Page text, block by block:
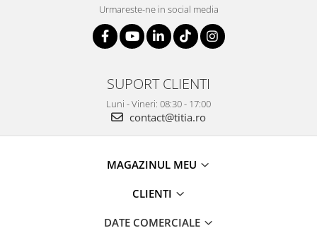
Urmareste-ne in social media
SUPORT CLIENTI
Luni - Vineri: 08:30 - 17:00
contact@titia.ro
MAGAZINUL MEU
CLIENTI
DATE COMERCIALE